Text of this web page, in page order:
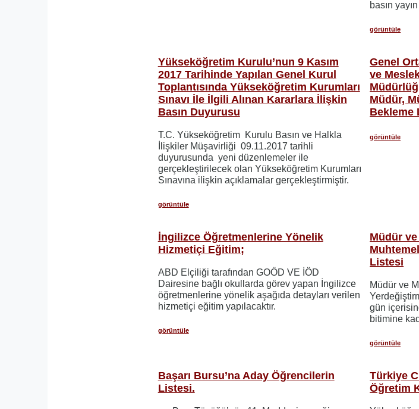
basın
görüntüle
Yükseköğretim Kurulu’nun 9 Kasım
2017 Tarihinde Yapılan Genel Kurul
Toplantısında Yükseköğretim Kurumları
Sınavı İle İlgili Alınan Kararlara İlişkin
Basın Duyurusu
T.C. Yükseköğretim Kurulu Basın ve Halkla
İlişkiler Müşavirliği 09.11.2017 tarihli
duyurusunda yeni düzenlemeler ile
gerçekleştirilecek olan Yükseköğretim Kurumları
Sınavına ilişkin açıklamalar gerçekleştirmiştir.
görüntüle
Genel
ve
Müdür,
Bekleme
görüntüle
İngilizce Öğretmenlerine Yönelik
Hizmetiçi Eğitim;
ABD Elçiliği tarafından GOÖD VE İÖD
Dairesine bağlı okullarda görev yapan İngilizce
öğretmenlerine yönelik aşağıda detayları verilen
hizmetiçi eğitim yapılacaktır.
görüntüle
Müdür
Listesi
Müdür ve
gün
bitimine
görüntüle
Başarı Bursu’na Aday Öğrencilerin
Listesi.
Türkiye
Öğretim